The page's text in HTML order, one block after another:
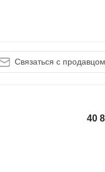
Связаться с продавцом
40